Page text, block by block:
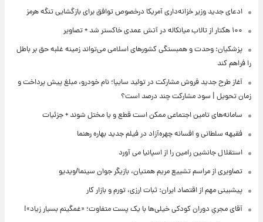
ادعای جدید وزیر خزانه‌داری آمریکا درخصوص توافق برای بازگشایی تنگه هرمز
۱۰۰ هکتار از تالاب میانکاله در آتش عمدی خاکستر شد + تصاویر
پزشکیان: وحدت و همبستگی کشورهای اسلامی می‌تواند زمینه غلبه حق بر باطل
را فراهم کند
آغاز طرح جدید فروش مشارکت در تولید سایپا؛ نام خودرو، مبلغ پیش پرداخت و
زمان تحویل | سود مشارکت چند درصد است؟
سامانه‌های تامین اجتماعی ممکن است قطع و یا مختل شوند + جزئیات
فقیهه سلطانی و افسانه چهره‌آزاد در فیلم جدید بهاره رهنما
استقلال جانشین رامین را از اسپانیا می آورد
تصاویری از مراسم تشییع مریم همتیان، بازیگر جوان سینما/ویدیو
پیشبینی مهم از اقتصاد ایران: ثبات ارزی، تورم و بازار کار
آقای مجریِ دوران کودکی خیلی‌ها با یک پست متفاوت؛ «غمگینم بسیار زیاد»!